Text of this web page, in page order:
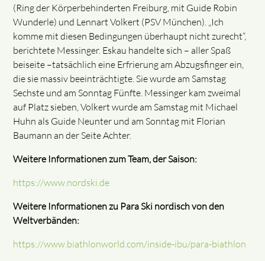
(Ring der Körperbehinderten Freiburg, mit Guide Robin
Wunderle) und Lennart Volkert (PSV München). „Ich
komme mit diesen Bedingungen überhaupt nicht zurecht“,
berichtete Messinger. Eskau handelte sich – aller Spaß
beiseite –tatsächlich eine Erfrierung am Abzugsfinger ein,
die sie massiv beeinträchtigte. Sie wurde am Samstag
Sechste und am Sonntag Fünfte. Messinger kam zweimal
auf Platz sieben, Volkert wurde am Samstag mit Michael
Huhn als Guide Neunter und am Sonntag mit Florian
Baumann an der Seite Achter.
Weitere Informationen zum Team, der Saison:
https://www.nordski.de
Weitere Informationen zu Para Ski nordisch von den
Weltverbänden:
https://www.biathlonworld.com/inside-ibu/para-biathlon